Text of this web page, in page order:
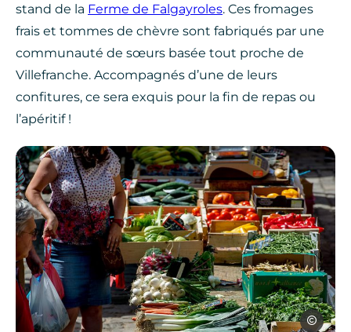
stand-marche-villefranche, ©
stand de la Ferme de Falgayroles. Ces fromages
frais et tommes de chèvre sont fabriqués par une
communauté de sœurs basée tout proche de
Villefranche. Accompagnés d’une de leurs
confitures, ce sera exquis pour la fin de repas ou
l’apéritif !